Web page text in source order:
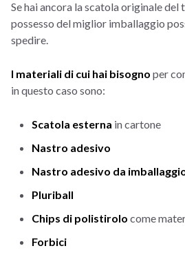
Se hai ancora la scatola originale del
possesso del miglior imballaggio
spedire.
I materiali di cui hai bisogno per
in questo caso sono:
Scatola esterna in cartone
Nastro adesivo
Nastro adesivo da
Pluriball
Chips di polistirolo come
Forbici